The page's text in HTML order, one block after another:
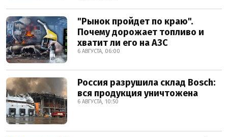
"Рынок пройдет по краю".
Почему дорожает топливо и
хватит ли его на АЗС
6 АВГУСТА, 06:00
Россия разрушила склад Bosch:
вся продукция уничтожена
6 АВГУСТА, 10:50